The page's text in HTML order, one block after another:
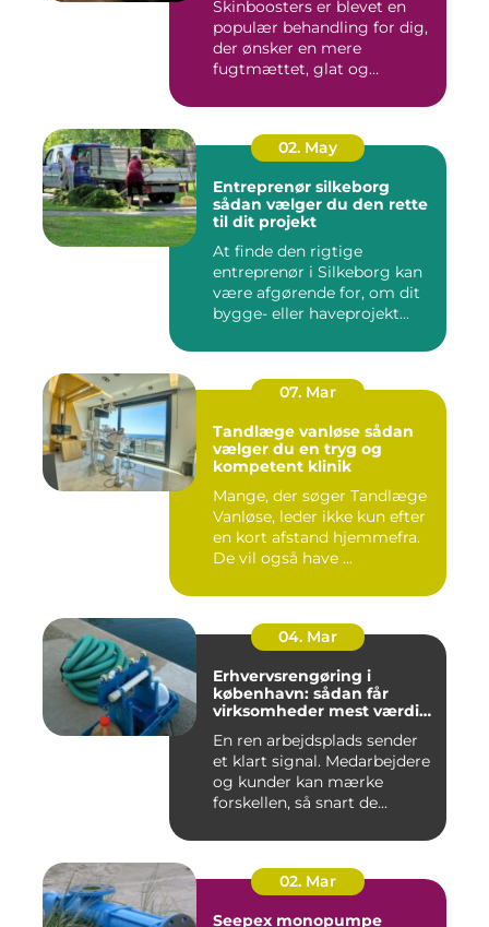
Skinboosters er blevet en
populær behandling for dig,
der ønsker en mere
fugtmættet, glat og
02. May
Entreprenør silkeborg
sådan vælger du den rette
til dit projekt
At finde den rigtige
entreprenør i Silkeborg kan
være afgørende for, om dit
bygge- eller haveprojekt...
07. Mar
Tandlæge vanløse sådan
vælger du en tryg og
kompetent klinik
Mange, der søger Tandlæge
Vanløse, leder ikke kun efter
en kort afstand hjemmefra.
De vil også have ...
04. Mar
Erhvervsrengøring i
københavn: sådan får
virksomheder mest værdi
En ren arbejdsplads sender
et klart signal. Medarbejdere
og kunder kan mærke
forskellen, så snart de...
02. Mar
Seepex monopumpe